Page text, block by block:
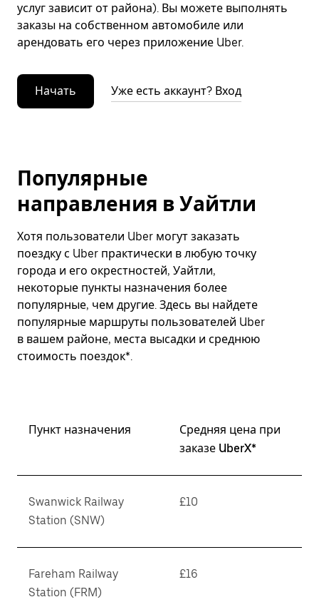
услуг зависит от района). Вы можете выполнять
заказы на собственном автомобиле или
арендовать его через приложение Uber.
Начать Уже есть аккаунт? Вход
Популярные
направления в Уайтли
Хотя пользователи Uber могут заказать
поездку с Uber практически в любую точку
города и его окрестностей, Уайтли,
некоторые пункты назначения более
популярные, чем другие. Здесь вы найдете
популярные маршруты пользователей Uber
в вашем районе, места высадки и среднюю
стоимость поездок*.
Пункт назначения
Средняя цена при
заказе UberX*
Swanwick Railway
Station (SNW)
£10
Fareham Railway
Station (FRM)
£16